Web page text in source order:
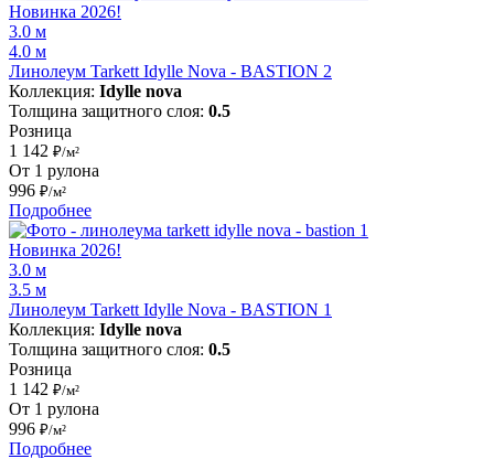
Новинка 2026!
3.0 м
4.0 м
Линолеум Tarkett Idylle Nova - BASTION 2
Коллекция: Idylle nova
Толщина защитного слоя: 0.5
Розница
1 142 ₽/м²
От 1 рулона
996 ₽/м²
Подробнее
Новинка 2026!
3.0 м
3.5 м
Линолеум Tarkett Idylle Nova - BASTION 1
Коллекция: Idylle nova
Толщина защитного слоя: 0.5
Розница
1 142 ₽/м²
От 1 рулона
996 ₽/м²
Подробнее